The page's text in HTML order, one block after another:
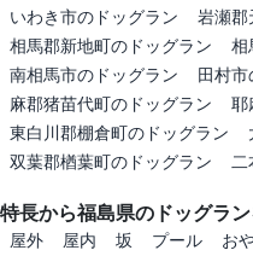
いわき市のドッグラン
岩瀬郡
相馬郡新地町のドッグラン
相
南相馬市のドッグラン
田村市
麻郡猪苗代町のドッグラン
耶
東白川郡棚倉町のドッグラン
双葉郡楢葉町のドッグラン
特長から福島県のドッグラ
屋外 屋内 坂 プール お